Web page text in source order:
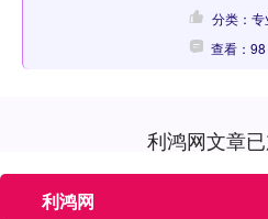
分类：
查看：98
利鸿网文章
利鸿网